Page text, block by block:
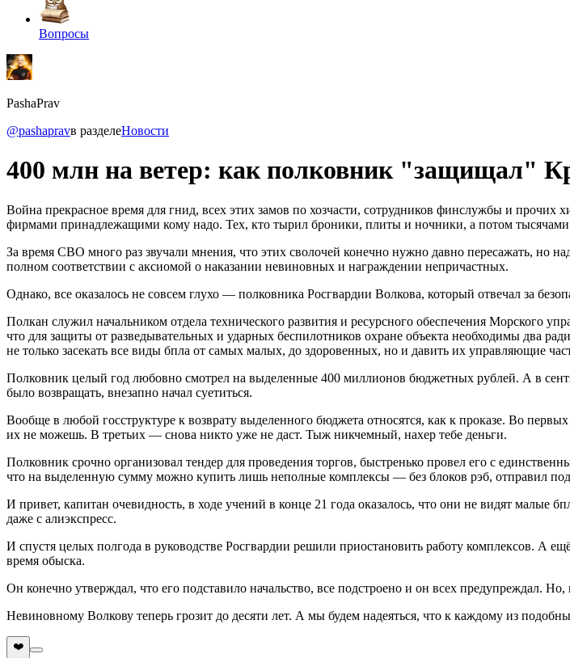
Вопросы
PashaPrav
@pashapravв разделеНовости
400 млн на ветер: как полковник "защищал"
Война прекрасное время для гнид, всех этих замов по хозчасти, сотрудников финслужбы и прочих
фирмами принадлежащими кому надо. Тех, кто тырил броники, плиты и ночники, а потом тысячами
За время СВО много раз звучали мнения, что этих сволочей конечно нужно давно пересажать, но
полном соответствии с аксиомой о наказании невиновных и награждении непричастных.
Однако, все оказалось не совсем глухо — полковника Росгвардии Волкова, который отвечал за
Полкан служил начальником отдела технического развития и ресурсного обеспечения Морского
что для защиты от разведывательных и ударных беспилотников охране объекта необходимы два
не только засекать все виды бпла от самых малых, до здоровенных, но и давить их управляющие
Полковник целый год любовно смотрел на выделенные 400 миллионов бюджетных рублей. А в
было возвращать, внезапно начал суетиться.
Вообще в любой госструктуре к возврату выделенного бюджета относятся, как к проказе. Во
их не можешь. В третьих — снова никто уже не даст. Тыж никчемный, нахер тебе деньги.
Полковник срочно организовал тендер для проведения торгов, быстренько провел его с
что на выделенную сумму можно купить лишь неполные комплексы — без блоков рэб, отправил
И привет, капитан очевидность, в ходе учений в конце 21 года оказалось, что они не видят малые
даже с алиэкспресс.
И спустя целых полгода в руководстве Росгвардии решили приостановить работу комплексов. А
время обыска.
Он конечно утверждал, что его подставило начальство, все подстроено и он всех предупреждал.
Невиновному Волкову теперь грозит до десяти лет. А мы будем надеяться, что к каждому из
❤️